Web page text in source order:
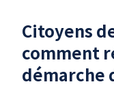
Citoyens
comment
démarche